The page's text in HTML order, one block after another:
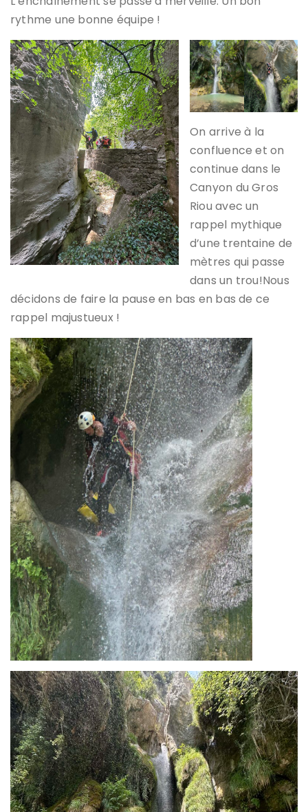
rythme une bonne équipe !
On arrive à la
confluence et on
continue dans le
Canyon du Gros
Riou avec un
rappel mythique
d’une trentaine de
mètres qui passe
dans un trou!Nous
décidons de faire la pause en bas en bas de ce
rappel majustueux !